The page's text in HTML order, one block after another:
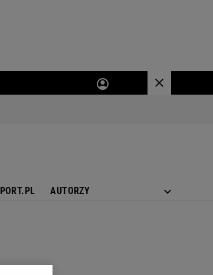
AUTORZY